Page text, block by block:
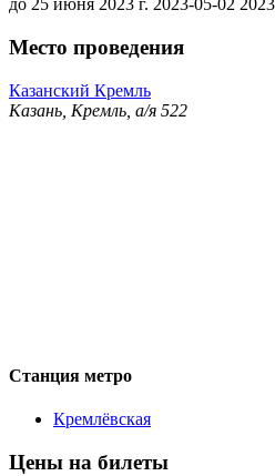
до 25 июня 2023 г. 2023-05-02
Место проведения
Казанский Кремль
Казань, Кремль, а/я 522
Станция метро
Кремлёвская
Цены на билеты